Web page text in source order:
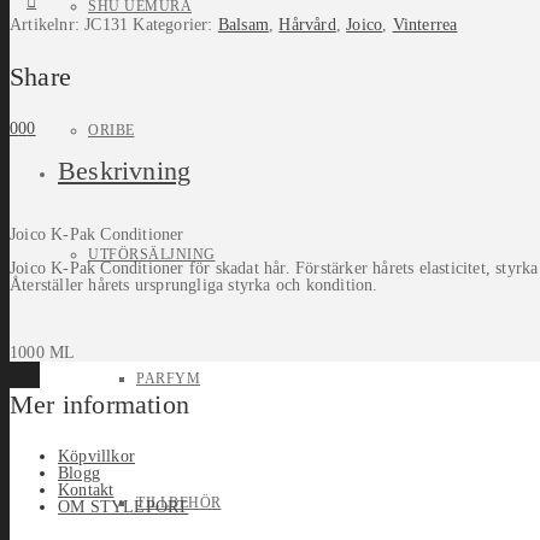
SHU UEMURA
ORIBE
UTFÖRSÄLJNING
PARFYM
TILLBEHÖR
Artikelnr:JC131 Kategorier: Balsam,Hårvård,Joico, Vinterrea
Share
000
Beskrivning
Joico K-Pak Conditioner
Joico K-Pak Conditioner för skadat hår. Förstärker hårets elasticitet, styrka
Återställer hårets ursprungliga styrka och kondition.
1000 ML
Mer information
Köpvillkor
Blogg
Kontakt
OM STYLEPORT